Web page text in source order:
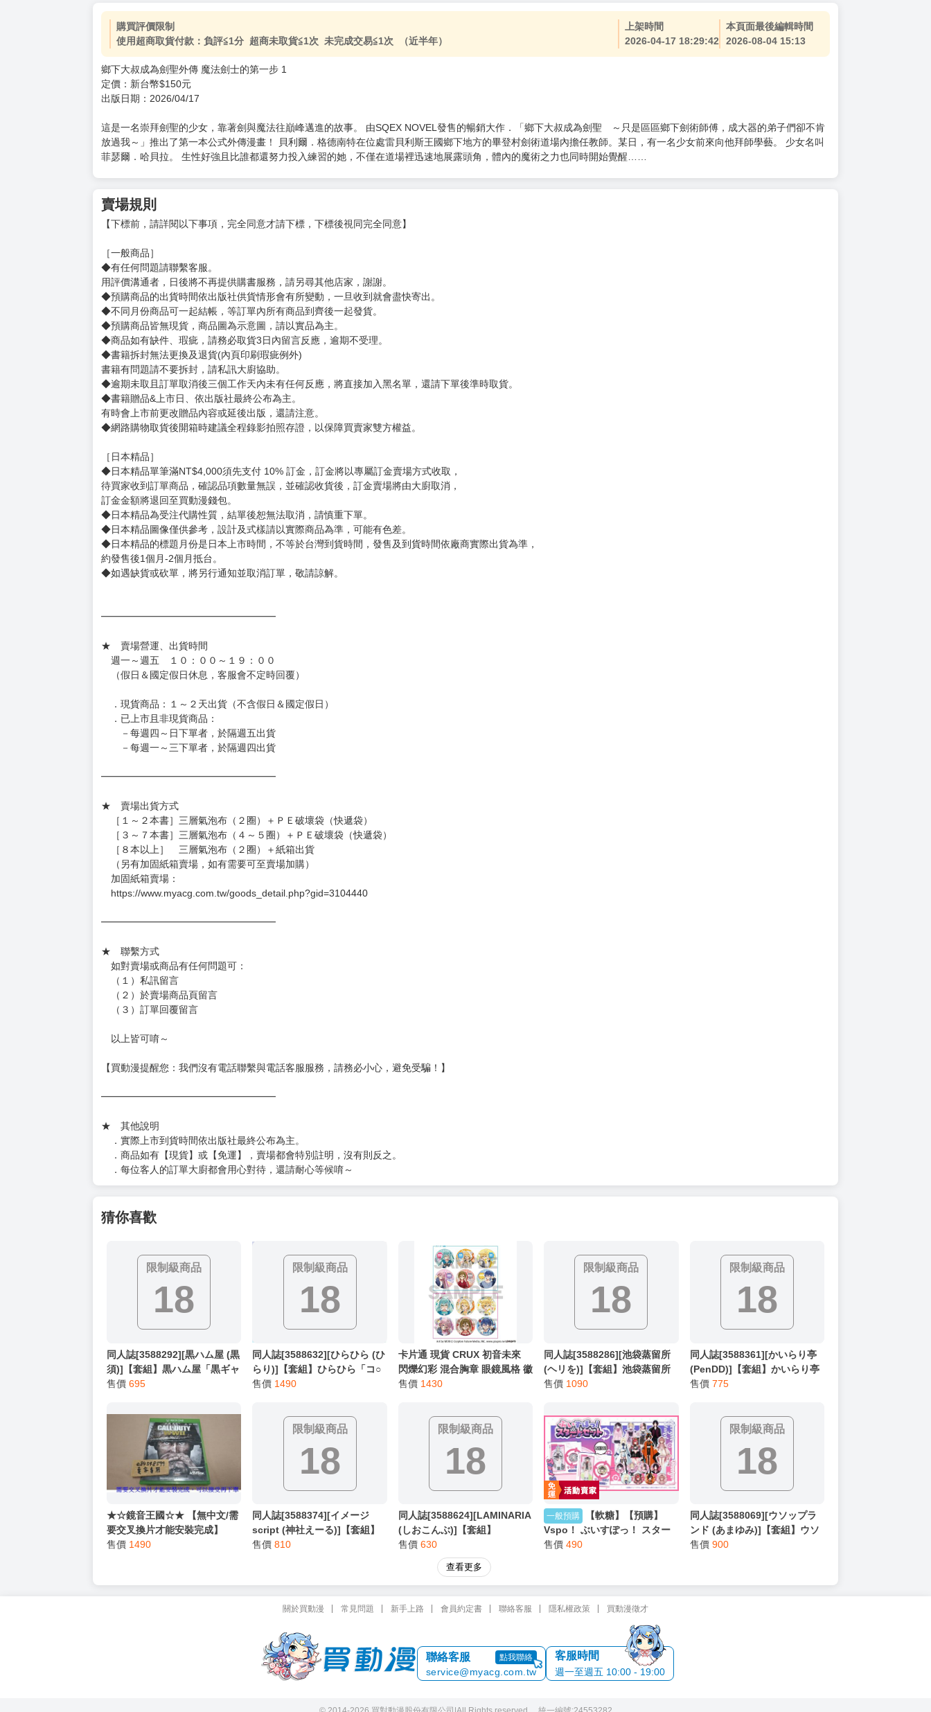
購買評價限制
使用超商取貨付款：負評≦1分 超商未取貨≦1次 未完成交易≦1次 （近半年）
上架時間
2026-04-17 18:29:42
本頁面最後編輯時間
2026-08-04 15:13
鄉下大叔成為劍聖外傳 魔法劍士的第一步 1
定價：新台幣$150元
出版日期：2026/04/17
這是一名崇拜劍聖的少女，靠著劍與魔法往巔峰邁進的故事。 由SQEX NOVEL發售的暢銷大作．「鄉下大叔成為劍聖 ～只是區區鄉下劍術師傅，成大器的弟子們卻不肯
放過我～」推出了第一本公式外傳漫畫！ 貝利爾．格德南特在位處雷貝利斯王國鄉下地方的畢登村劍術道場內擔任教師。某日，有一名少女前來向他拜師學藝。 少女名叫
菲瑟爾．哈貝拉。 生性好強且比誰都還努力投入練習的她，不僅在道場裡迅速地展露頭角，體內的魔術之力也同時開始覺醒……
賣場規則
【下標前，請詳閱以下事項，完全同意才請下標，下標後視同完全同意】
［一般商品］
◆有任何問題請聯繫客服。
用評價溝通者，日後將不再提供購書服務，請另尋其他店家，謝謝。
◆預購商品的出貨時間依出版社供貨情形會有所變動，一旦收到就會盡快寄出。
◆不同月份商品可一起結帳，等訂單內所有商品到齊後一起發貨。
◆預購商品皆無現貨，商品圖為示意圖，請以實品為主。
◆商品如有缺件、瑕疵，請務必取貨3日內留言反應，逾期不受理。
◆書籍拆封無法更換及退貨(內頁印刷瑕疵例外)
書籍有問題請不要拆封，請私訊大廚協助。
◆逾期未取且訂單取消後三個工作天內未有任何反應，將直接加入黑名單，還請下單後準時取貨。
◆書籍贈品&上市日、依出版社最終公布為主。
有時會上市前更改贈品內容或延後出版，還請注意。
◆網路購物取貨後開箱時建議全程錄影拍照存證，以保障買賣家雙方權益。
［日本精品］
◆日本精品單筆滿NT$4,000須先支付 10% 訂金，訂金將以專屬訂金賣場方式收取，
待買家收到訂單商品，確認品項數量無誤，並確認收貨後，訂金賣場將由大廚取消，
訂金金額將退回至買動漫錢包。
◆日本精品為受注代購性質，結單後恕無法取消，請慎重下單。
◆日本精品圖像僅供參考，設計及式樣請以實際商品為準，可能有色差。
◆日本精品的標題月份是日本上市時間，不等於台灣到貨時間，發售及到貨時間依廠商實際出貨為準，
約發售後1個月-2個月抵台。
◆如遇缺貨或砍單，將另行通知並取消訂單，敬請諒解。
━━━━━━━━━━━━━━━━━━
★ 賣場營運、出貨時間
週一～週五 １０：００～１９：００
（假日＆國定假日休息，客服會不定時回覆）
．現貨商品：１～２天出貨（不含假日＆國定假日）
．已上市且非現貨商品：
－每週四～日下單者，於隔週五出貨
－每週一～三下單者，於隔週四出貨
━━━━━━━━━━━━━━━━━━
★ 賣場出貨方式
［１～２本書］三層氣泡布（２圈）＋ＰＥ破壞袋（快遞袋）
［３～７本書］三層氣泡布（４～５圈）＋ＰＥ破壞袋（快遞袋）
［８本以上］ 三層氣泡布（２圈）＋紙箱出貨
（另有加固紙箱賣場，如有需要可至賣場加購）
加固紙箱賣場：
https://www.myacg.com.tw/goods_detail.php?gid=3104440
━━━━━━━━━━━━━━━━━━
★ 聯繫方式
如對賣場或商品有任何問題可：
（１）私訊留言
（２）於賣場商品頁留言
（３）訂單回覆留言
以上皆可唷～
【買動漫提醒您：我們沒有電話聯繫與電話客服服務，請務必小心，避免受騙！】
━━━━━━━━━━━━━━━━━━
★ 其他說明
．實際上市到貨時間依出版社最終公布為主。
．商品如有【現貨】或【免運】，賣場都會特別註明，沒有則反之。
．每位客人的訂單大廚都會用心對待，還請耐心等候唷～
猜你喜歡
限制級商品
18
同人誌[3588292][黒ハム屋 (黒
須)]【套組】黒ハム屋「黒ギャ
ルメンエス嬢がヤらせてくれ
售價 695
限制級商品
18
同人誌[3588632][ひらひら (ひ
らり)]【套組】ひらひら「コ○
ティア出張編集部に行った日
售價 1490
卡片通 現貨 CRUX 初音未來
閃爍幻彩 混合胸章 眼鏡風格 徽
章 吧唧 一中盒12入 全新未拆
售價 1430
限制級商品
18
同人誌[3588286][池袋蒸留所
(ヘリを)]【套組】池袋蒸留所
「学マス本」セット (學園偶像
售價 1090
限制級商品
18
同人誌[3588361][かいらり亭
(PenDD)]【套組】かいらり亭
「男の娘本」セット (偽娘)
售價 775
★☆鏡音王國☆★ 【無中文/需
要交叉換片才能安裝完成】
XBOX ONE 決勝時刻 二戰 美
售價 1490
限制級商品
18
同人誌[3588374][イメージ
script (神社えーる)]【套組】
イメージscript「オリジナル
售價 810
限制級商品
18
同人誌[3588624][LAMINARIA
(しおこんぶ)]【套組】
LAMINARIA「白山華凜のシド
ウ制度」セット (創作)
售價 630
一般預購
【軟糖】【預購】
Vspo！ ぶいすぽっ！ スター
トセット 成員立牌
售價 490
限制級商品
18
同人誌[3588069][ウソップラ
ンド (あまゆみ)]【套組】ウソ
ップランド「オリジナル本」
售價 900
查看更多
關於買動漫 常見問題 新手上路 會員約定書 聯絡客服 隱私權政策 買動漫徵才
聯絡客服 點我聯絡
service@myacg.com.tw
客服時間
週一至週五 10:00 - 19:00